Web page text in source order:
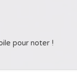
pour noter !